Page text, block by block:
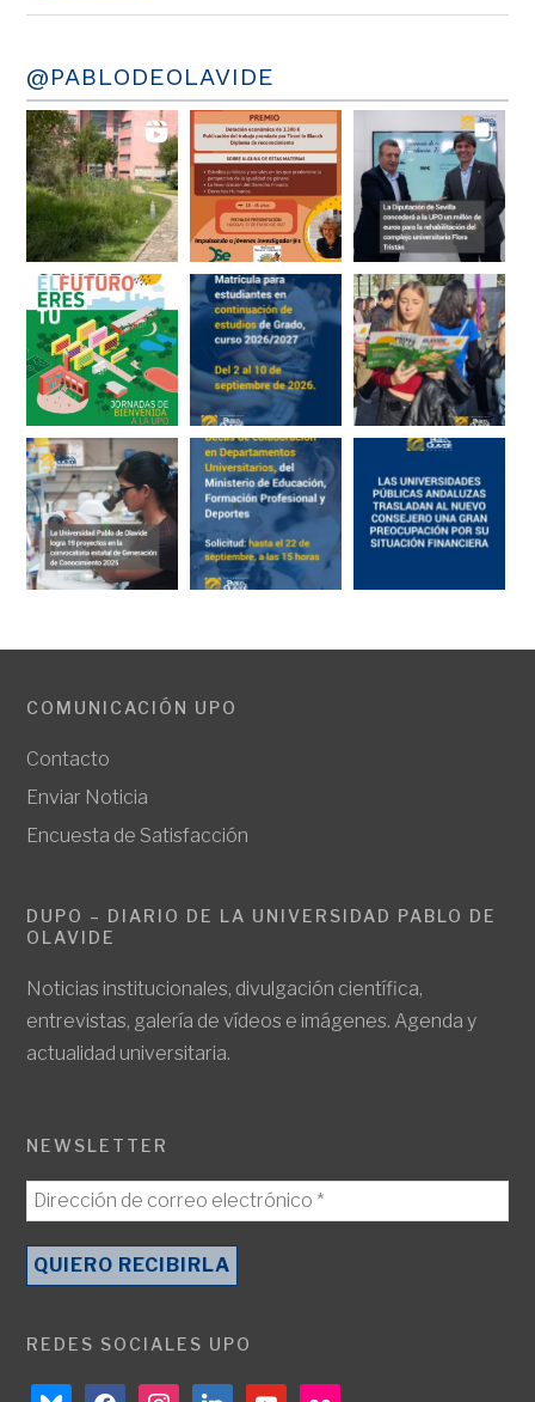
@PABLODEOLAVIDE
COMUNICACIÓN UPO
Contacto
Enviar Noticia
Encuesta de Satisfacción
DUPO – DIARIO DE LA UNIVERSIDAD PABLO DE
OLAVIDE
Noticias institucionales, divulgación científica,
entrevistas, galería de vídeos e imágenes. Agenda y
actualidad universitaria.
NEWSLETTER
REDES SOCIALES UPO